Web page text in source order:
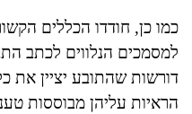
כמו כן, חודדו הכללים
למסמכים הנלווים לכתב
דורשות שהתובע יציין את
הראיות עליהן מבוססות